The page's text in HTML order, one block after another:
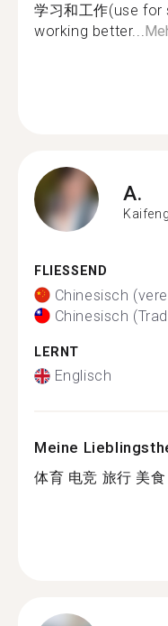
学习和工作(use
working better...
A.
Kaifeng
FLIESSEND
Chinesisch
Chinesisch
LERNT
Englisch
Meine
体育 电竞 旅行 美